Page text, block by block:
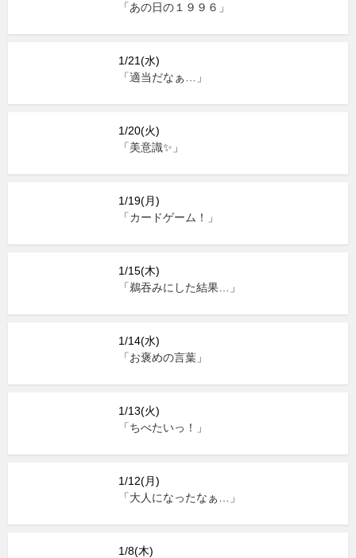
「あの日の１９９６」
1/21(水)
「適当だなぁ…」
1/20(火)
「美意識✨」
1/19(月)
「カードゲーム！」
1/15(木)
「鵜吞みにした結果…」
1/14(水)
「お褒めの言葉」
1/13(火)
「ちべたいっ！」
1/12(月)
「大人になったなぁ…」
1/8(木)